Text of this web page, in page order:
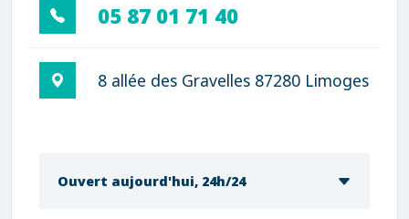
05 87 01 71 40
8 allée des Gravelles 87280 Limoges
Ouvert aujourd'hui, 24h/24